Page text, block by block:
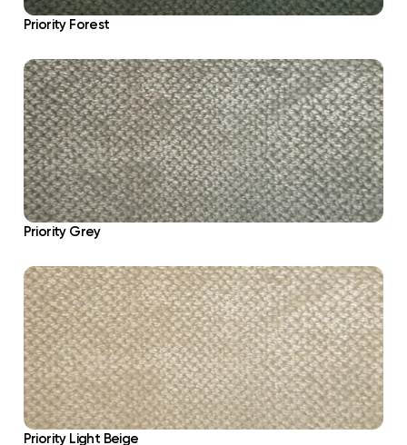
Priority Forest
Priority Grey
Priority Light Beige